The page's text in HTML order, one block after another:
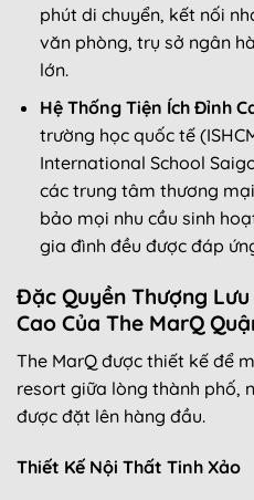
phút di chuyển, kết nối
văn phòng, trụ sở ngân
lớn.
Hệ Thống Tiện Ích Đỉnh
trường học quốc tế
International School
các trung tâm thương
bảo mọi nhu cầu sinh
gia đình đều được đáp
Đặc Quyền Thượng
Cao Của The MarQ
The MarQ được thiết kế để
resort giữa lòng thành phố,
được đặt lên hàng đầu.
Thiết Kế Nội Thất Tinh Xảo